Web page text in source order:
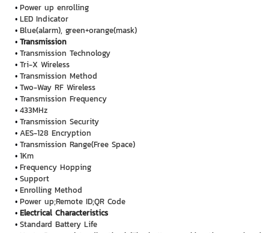
Power up enrolling
LED Indicator
Blue(alarm), green+orange(mask)
Transmission
Transmission Technology
Tri-X Wireless
Transmission Method
Two-Way RF Wireless
Transmission Frequency
433MHz
Transmission Security
AES-128 Encryption
Transmission Range(Free Space)
1Km
Frequency Hopping
Support
Enrolling Method
Power up;Remote ID;QR Code
Electrical Characteristics
Standard Battery Life